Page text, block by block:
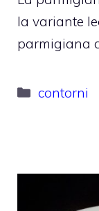
la variante
parmigiana
Categorie
contorni